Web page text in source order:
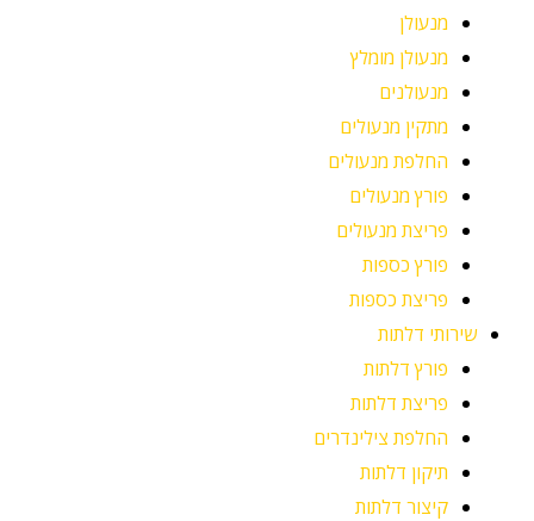
מנעולן
מנעולן מומלץ
מנעולנים
מתקין מנעולים
החלפת מנעולים
פורץ מנעולים
פריצת מנעולים
פורץ כספות
פריצת כספות
שירותי דלתות
פורץ דלתות
פריצת דלתות
החלפת צילינדרים
תיקון דלתות
קיצור דלתות